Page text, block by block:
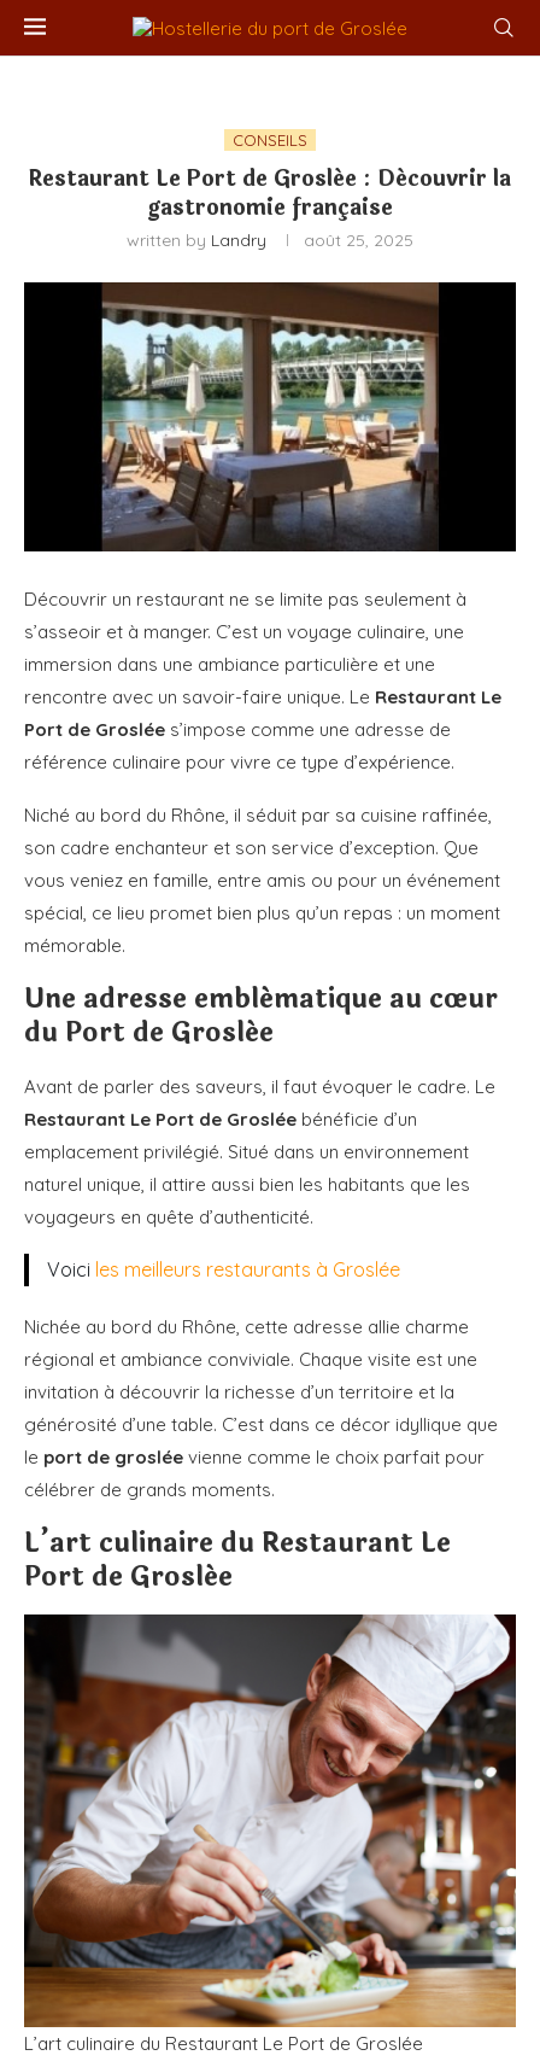
CONSEILS
Restaurant Le Port de Groslée : Découvrir la
gastronomie française
written by Landry août 25, 2025
Découvrir un restaurant ne se limite pas seulement à
s’asseoir et à manger. C’est un voyage culinaire, une
immersion dans une ambiance particulière et une
rencontre avec un savoir-faire unique. Le Restaurant Le
Port de Groslée s’impose comme une adresse de
référence culinaire pour vivre ce type d’expérience.
Niché au bord du Rhône, il séduit par sa cuisine raffinée,
son cadre enchanteur et son service d’exception. Que
vous veniez en famille, entre amis ou pour un événement
spécial, ce lieu promet bien plus qu’un repas : un moment
mémorable.
Une adresse emblématique au cœur
du Port de Groslée
Avant de parler des saveurs, il faut évoquer le cadre. Le
Restaurant Le Port de Groslée bénéficie d’un
emplacement privilégié. Situé dans un environnement
naturel unique, il attire aussi bien les habitants que les
voyageurs en quête d’authenticité.
Voici les meilleurs restaurants à Groslée
Nichée au bord du Rhône, cette adresse allie charme
régional et ambiance conviviale. Chaque visite est une
invitation à découvrir la richesse d’un territoire et la
générosité d’une table. C’est dans ce décor idyllique que
le port de groslée vienne comme le choix parfait pour
célébrer de grands moments.
L’art culinaire du Restaurant Le
Port de Groslée
L’art culinaire du Restaurant Le Port de Groslée